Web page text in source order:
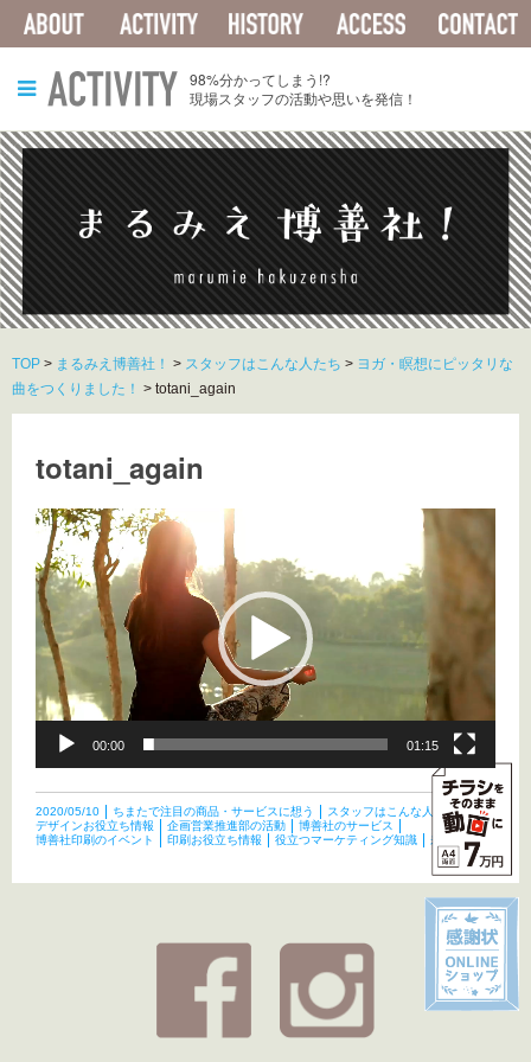
98%分かってしまう!?
現場スタッフの活動や思いを発信！
TOP > まるみえ博善社！ > スタッフはこんな人たち > ヨガ・瞑想にピッタリな
曲をつくりました！ > totani_again
totani_again
動
画
プ
レ
ー
ー
00:00 01:15
2020/05/10 ちまたで注目の商品・サービスに想う
スタッフはこんな人たち
デザインお役立ち情報
企画営業推進部の活動
博善社のサービス
博善社印刷のイベント
印刷お役立ち情報 役立つマーケティング知識 未分類